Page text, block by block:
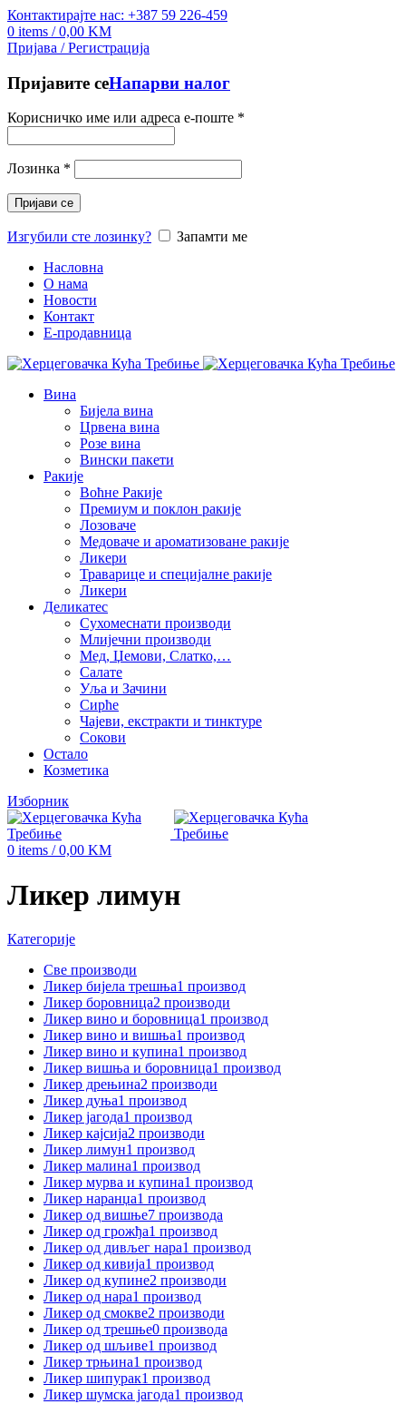
Контактирајте нас: +387 59 226-459
0 items / 0,00 KM
Пријава / Регистрација
Пријавите сеНапарви налог
Корисничко име или адреса е-поште *
Лозинка *
Пријави се
Изгубили сте лозинку?
Запамти ме
Насловна
О нама
Новости
Контакт
E-продавница
Вина
Бијела вина
Црвена вина
Розе вина
Вински пакети
Ракије
Воћне Ракије
Премиум и поклон ракије
Лозоваче
Медоваче и ароматизоване ракије
Ликери
Траварице и специјалне ракије
Ликери
Деликатес
Сухомеснати производи
Млијечни производи
Мед, Џемови, Слатко,…
Салате
Уља и Зачини
Сирће
Чајеви, екстракти и тинктуре
Сокови
Остало
Козметика
Изборник
0 items / 0,00 KM
Ликер лимун
Категорије
Све производи
Ликер бијела трешња1 производ
Ликер боровница2 производи
Ликер вино и боровница1 производ
Ликер вино и вишња1 производ
Ликер вино и купина1 производ
Ликер вишња и боровница1 производ
Ликер дрењина2 производи
Ликер дуња1 производ
Ликер јагода1 производ
Ликер кајсија2 производи
Ликер лимун1 производ
Ликер малина1 производ
Ликер мурва и купина1 производ
Ликер наранџа1 производ
Ликер од вишње7 производа
Ликер од грожђа1 производ
Ликер од дивљег нара1 производ
Ликер од кивија1 производ
Ликер од купине2 производи
Ликер од нара1 производ
Ликер од смокве2 производи
Ликер од трешње0 производа
Ликер од шљиве1 производ
Ликер трњина1 производ
Ликер шипурак1 производ
Ликер шумска јагода1 производ